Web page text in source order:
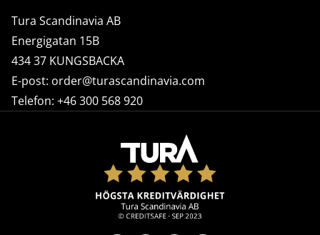
Tura Scandinavia AB
Energigatan 15B
434 37 KUNGSBACKA
E-post: order@turascandinavia.com
Telefon: +46 300 568 920